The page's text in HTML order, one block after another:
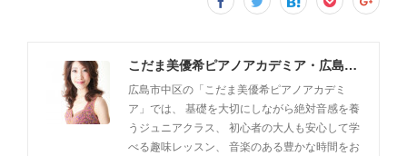
こだま美優希ピアノアカデミア・広島市中区
広島市中区の「こだま美優希ピアノアカデミ
ア」では、 基礎を大切にしながら絶対音感を養
うジュニアクラス、 初心者の大人も安心して学
べる趣味レッスン、 音楽のある豊かな時間をお